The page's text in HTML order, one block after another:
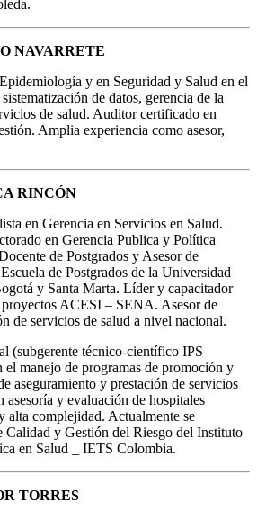
NAVARRETE
y en Seguridad y Salud en el
de datos, gerencia de la
de salud. Auditor certificado en
Amplia experiencia como asesor,
RINCÓN
en Gerencia en Servicios en Salud.
en Gerencia Publica y Política
de Postgrados y Asesor de
de Postgrados de la Universidad
y Santa Marta. Líder y capacitador
ACESI – SENA. Asesor de
de servicios de salud a nivel nacional.
(subgerente técnico-científico IPS
el manejo de programas de promoción y
aseguramiento y prestación de servicios
asesoría y evaluación de hospitales
alta complejidad. Actualmente se
Calidad y Gestión del Riesgo del Instituto
en Salud _ IETS Colombia.
TORRES